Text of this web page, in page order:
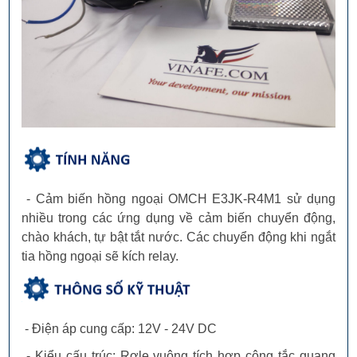
Tụ Hóa 100uF 16V 5x11mm 900 đ/ Cái Mua kèm
Combo Hệ Thống Chào Tự
600.000 đ Mua kèm
- Cảm biến hồng ngoại OMCH E3JK-R4M1 sử dụng
nhiều trong các ứng dụng về cảm biến chuyển động,
chào khách, tự bật tắt nước. Các chuyển động khi ngắt
tia hồng ngoại sẽ kích relay.
- Điện áp cung cấp: 12V - 24V DC